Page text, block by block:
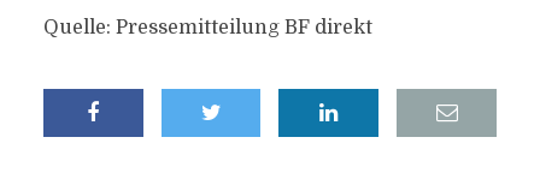
Quelle: Pressemitteilung BF direkt